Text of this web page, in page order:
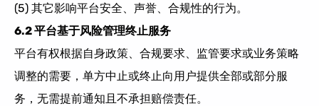
(5) 其它影响平台安全、声誉、合规性的行为。
6.2 平台基于风险管理终止服务
平台有权根据自身政策、合规要求、监管要求或业务策略
调整的需要，单方中止或终止向用户提供全部或部分服
务，无需提前通知且不承担赔偿责任。